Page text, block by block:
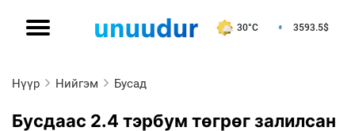
30°C 3593.5$
Нүүр Нийгэм Бусад
Бусдаас 2.4 тэрбум төгрөг залилсан